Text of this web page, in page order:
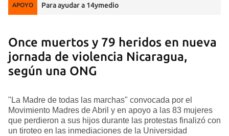
APOYO Para ayudar a 14ymedio
Once muertos y 79 heridos en nueva
jornada de violencia Nicaragua,
según una ONG
"La Madre de todas las marchas" convocada por el
Movimiento Madres de Abril y en apoyo a las 83 mujeres
que perdieron a sus hijos durante las protestas finalizó con
un tiroteo en las inmediaciones de la Universidad